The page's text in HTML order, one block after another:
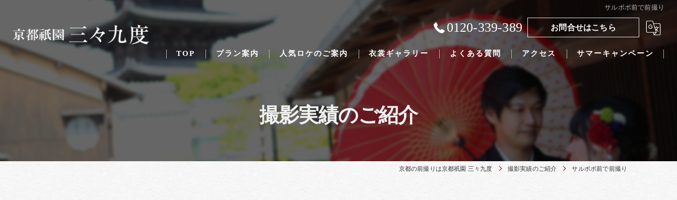
サルボボ前で前撮り
0120-339-389 お問合せはこちら
TOP プラン案内
Traditional Japanese weddings
人気ロケのご案内 衣裳ギャラリー よくある質問 アクセス サマーキャンペーン
撮影実績のご紹介
京都の前撮りは京都祇園 三々九度 撮影実績のご紹介 サルボボ前で前撮り